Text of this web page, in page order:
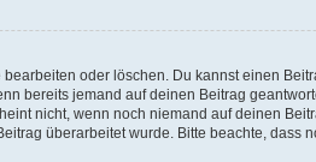
oder löschen. Du kannst einen
bereits jemand auf deinen Beitrag
nicht, wenn noch niemand auf deinen
überarbeitet wurde. Bitte beachte,